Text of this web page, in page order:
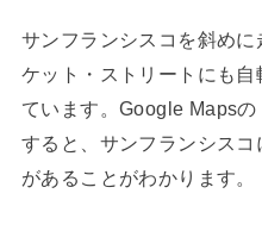
サンフランシスコを斜め
ケット・ストリートにも
ています。Google Maps
すると、サンフランシス
があることがわかります。